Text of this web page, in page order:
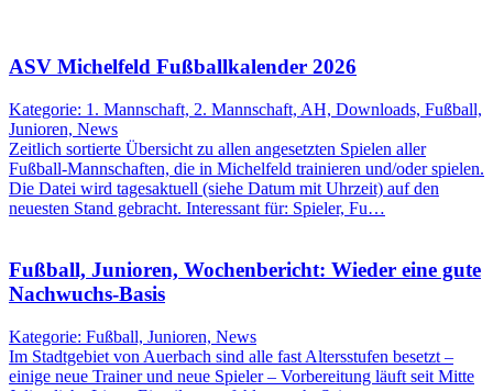
ASV Michelfeld Fußballkalender 2026
Kategorie: 1. Mannschaft, 2. Mannschaft, AH, Downloads, Fußball,
Junioren, News
Zeitlich sortierte Übersicht zu allen angesetzten Spielen aller
Fußball-Mannschaften, die in Michelfeld trainieren und/oder spielen.
Die Datei wird tagesaktuell (siehe Datum mit Uhrzeit) auf den
neuesten Stand gebracht. Interessant für: Spieler, Fu…
Fußball, Junioren, Wochenbericht: Wieder eine gute
Nachwuchs-Basis
Kategorie: Fußball, Junioren, News
Im Stadtgebiet von Auerbach sind alle fast Altersstufen besetzt –
einige neue Trainer und neue Spieler – Vorbereitung läuft seit Mitte